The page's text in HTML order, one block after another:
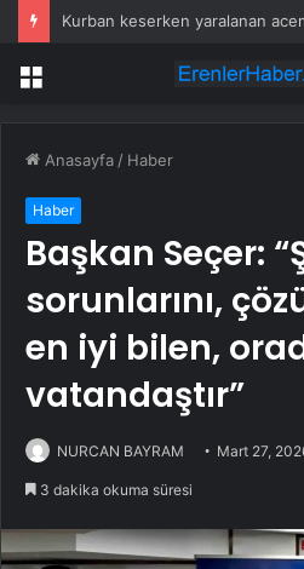
Kurban keserken yaralanan
Menü
Anasayfa / Haber
Haber
Başkan Seçer:
sorunlarını,
en iyi bilen,
vatandaştır”
NURCAN BAYRAM Mart 27,
3 dakika okuma süresi